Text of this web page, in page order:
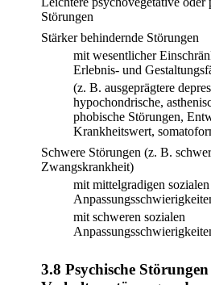
Störungen
Stärker behindernde Störungen
mit wesentlicher
Erlebnis- und
(z. B. ausgeprägtere
hypochondrische,
phobische Störungen,
Krankheitswert,
Schwere Störungen (z. B.
Zwangskrankheit)
mit mittelgradigen sozialen
mit schweren sozialen
3.8 Psychische